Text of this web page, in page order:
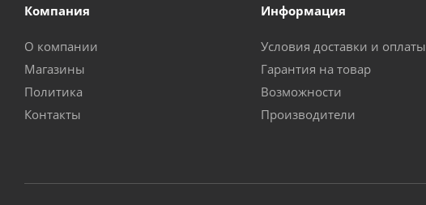
Компания
О компании
Магазины
Политика
Контакты
Информация
Условия доставки и оплаты
Гарантия на товар
Возможности
Производители